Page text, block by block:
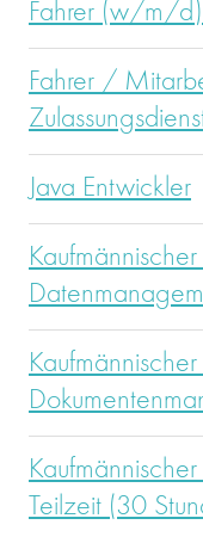
Fahrer (w/m/d)
Fahrer /
Java Entwickler
Teilzeit (30